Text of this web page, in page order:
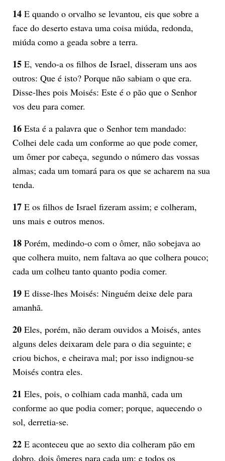
14E quando o orvalho se levantou, eis que sobre a
face do deserto estava uma coisa miúda, redonda,
miúda como a geada sobre a terra.
15E, vendo-a os filhos de Israel, disseram uns aos
outros: Que é isto? Porque não sabiam o que era.
Disse-lhes pois Moisés: Este é o pão que o Senhor
vos deu para comer.
16Esta é a palavra que o Senhor tem mandado:
Colhei dele cada um conforme ao que pode comer,
um ômer por cabeça, segundo o número das vossas
almas; cada um tomará para os que se acharem na sua
tenda.
17E os filhos de Israel fizeram assim; e colheram,
uns mais e outros menos.
18Porém, medindo-o com o ômer, não sobejava ao
que colhera muito, nem faltava ao que colhera pouco;
cada um colheu tanto quanto podia comer.
19E disse-lhes Moisés: Ninguém deixe dele para
amanhã.
20Eles, porém, não deram ouvidos a Moisés, antes
alguns deles deixaram dele para o dia seguinte; e
criou bichos, e cheirava mal; por isso indignou-se
Moisés contra eles.
21 Eles, pois, o colhiam cada manhã, cada um
conforme ao que podia comer; porque, aquecendo o
sol, derretia-se.
22E aconteceu que ao sexto dia colheram pão em
dobro, dois ômeres para cada um; e todos os